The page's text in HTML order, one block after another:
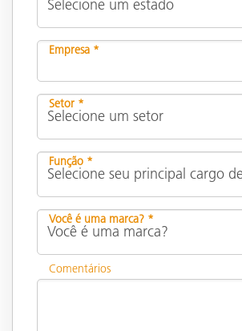
Empresa *
Setor *
Função *
Você é uma marca? *
Comentários